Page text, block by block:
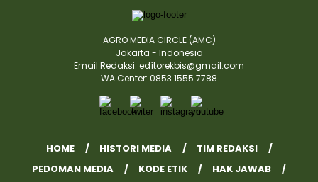
AGRO MEDIA CIRCLE (AMC)
Jakarta - Indonesia
Email Redaksi: edìtorekbis@gmail.com
WA Center: 0853 1555 7788
HOME HISTORI MEDIA
TIM REDAKSI
PEDOMAN MEDIA
KODE ETIK
HAK JAWAB